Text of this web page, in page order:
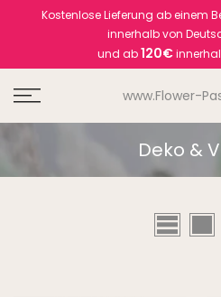
Kostenlose Lieferung ab einem
innerhalb von
und ab120€
www.Flower-
Deko &